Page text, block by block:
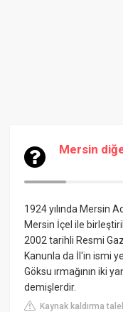
Mersin
1924 yılında Mersin
Mersin İçel ile
2002 tarihli Resmi
Kanunla da İl'in ismi
Göksu ırmağının iki
demişlerdir.
Kaynak kaldırma